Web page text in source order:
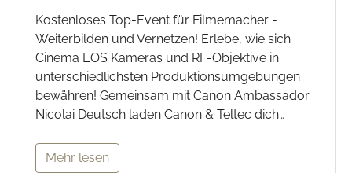
Kostenloses Top-Event für Filmemacher -
Weiterbilden und Vernetzen! Erlebe, wie sich
Cinema EOS Kameras und RF-Objektive in
unterschiedlichsten Produktionsumgebungen
bewähren! Gemeinsam mit Canon Ambassador
Nicolai Deutsch laden Canon & Teltec dich…
Mehr lesen